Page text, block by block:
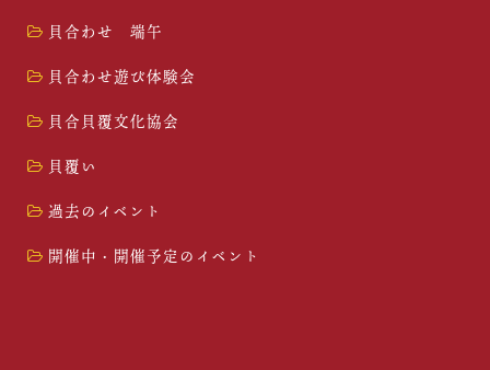
貝合わせ 端午
貝合わせ遊び体験会
貝合貝覆文化協会
貝覆い
過去のイベント
開催中・開催予定のイベント